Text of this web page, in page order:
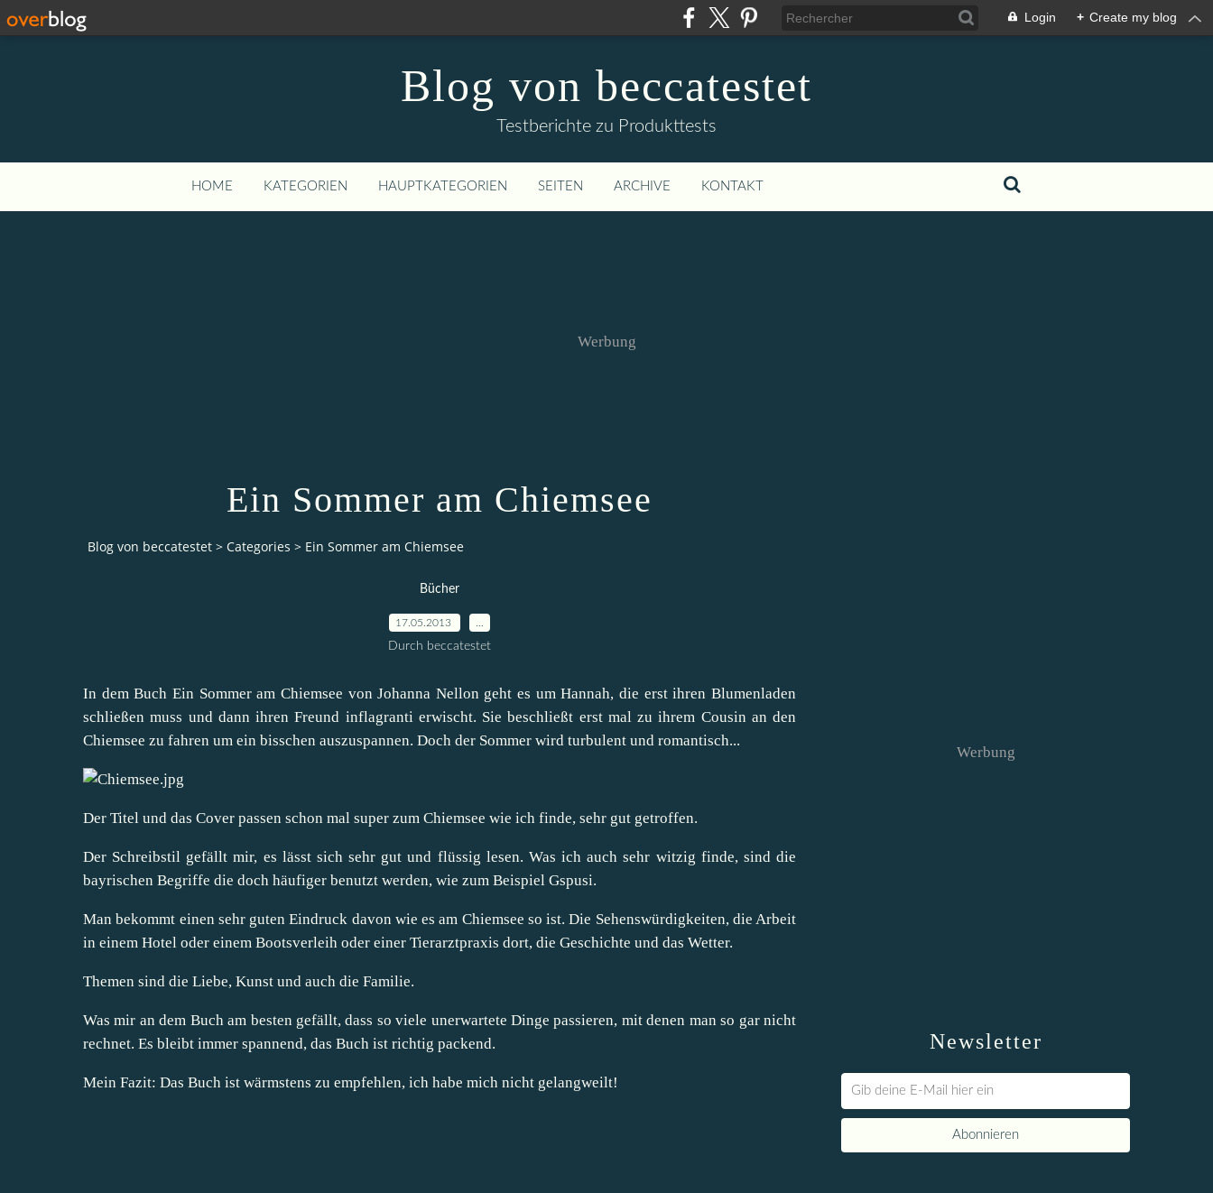
Login + Create my blog
Blog von beccatestet
Testberichte zu Produkttests
HOME KATEGORIEN HAUPTKATEGORIEN SEITEN ARCHIVE KONTAKT
Werbung
Ein Sommer am Chiemsee
Blog von beccatestet > Categories > Ein Sommer am Chiemsee
Bücher
17.05.2013
Durch beccatestet
In dem Buch Ein Sommer am Chiemsee von Johanna Nellon geht es um Hannah, die erst ihren Blumenladen
schließen muss und dann ihren Freund inflagranti erwischt. Sie beschließt erst mal zu ihrem Cousin an den
Chiemsee zu fahren um ein bisschen auszuspannen. Doch der Sommer wird turbulent und romantisch...
Der Titel und das Cover passen schon mal super zum Chiemsee wie ich finde, sehr gut getroffen.
Der Schreibstil gefällt mir, es lässt sich sehr gut und flüssig lesen. Was ich auch sehr witzig finde, sind die
bayrischen Begriffe die doch häufiger benutzt werden, wie zum Beispiel Gspusi.
Man bekommt einen sehr guten Eindruck davon wie es am Chiemsee so ist. Die Sehenswürdigkeiten, die Arbeit
in einem Hotel oder einem Bootsverleih oder einer Tierarztpraxis dort, die Geschichte und das Wetter.
Themen sind die Liebe, Kunst und auch die Familie.
Was mir an dem Buch am besten gefällt, dass so viele unerwartete Dinge passieren, mit denen man so gar nicht
rechnet. Es bleibt immer spannend, das Buch ist richtig packend.
Mein Fazit: Das Buch ist wärmstens zu empfehlen, ich habe mich nicht gelangweilt!
Newsletter
Werbung